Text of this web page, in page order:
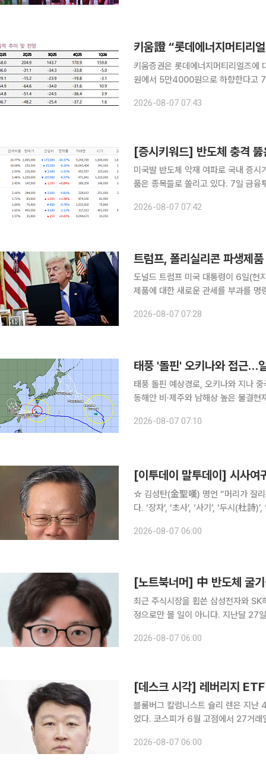
키움證 “롯데에너지머티리
키움증권은 롯데에너지머티리얼즈에
원에서 5만4000원으로 하향한다고 7일 밝혔다. 권준수 키움증권 연구원은
복과 가공비 인상 협상이 기대돼
2026-08-07 07:43
미국발 반도체 악재 여파로 국내 증
품은 종목들로 쏠리고 있다. 7일 금융투자업계에 따르면 이날 장 시작 전 네이버페이증권 실시간 검
히 장 개장 전 검색 비율에서 SK하
2026-08-07 07:42
트럼프, 폴리실리콘 파생제
도널드 트럼프 미국 대통령이 6일(현
제품에 대한 새로운 관세를 부과를 명
광 모듈을 포함한 수입산 폴리실리콘
2026-08-07 07:28
태풍 '돌핀' 오키나와 접근…
태풍 돌핀 예상경로, 오키나와 지나
동해안 비·제주와 남해상 높은 물결
다. 돌핀은 오키나와 부근을 지난 뒤
2026-08-07 07:10
[이투데이 말투데이] 시사
☆ 김성탄(金聖嘆) 명언 “머리가 잘리는 건 아플 뿐이고.” 중국 명말(明末) 청초(淸初) 문예비평가
다. ‘장자’, ‘초사’, ‘사기’, ‘두시(杜
특했다. 탐관오리의 비리를 고발하는
2026-08-07 06:00
[노트북너머] 中 반도체 굴
최근 주식시장을 휩쓴 삼성전자와
정으로만 볼 일이 아니다. 지난달 27
다. 과거 정부 지원에 의존하던 중
2026-08-07 06:00
[데스크 시각] 레버리지
블룸버그 칼럼니스트 슐리 렌은 지난
었다. 코스피가 6월 고점에서 27거
콩 항셍지수는 하루도 없었다. 그는
2026-08-07 06:00